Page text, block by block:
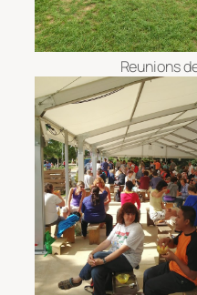
Reunions